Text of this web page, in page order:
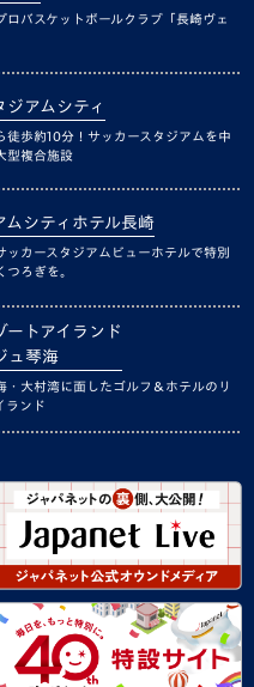
ロバスケットボールクラブ「長崎ヴェ
ジアムシティ
徒歩約10分！サッカースタジアムを中
型複合施設
ムシティホテル長崎
ッカースタジアムビューホテルで特別
つろぎを。
ートアイランド
ュ琴海
・大村湾に面したゴルフ＆ホテルのリ
ランド